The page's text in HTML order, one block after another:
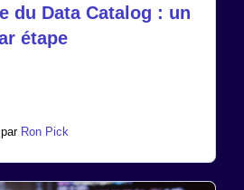
du Data Catalog : un
étape
par Ron Pick